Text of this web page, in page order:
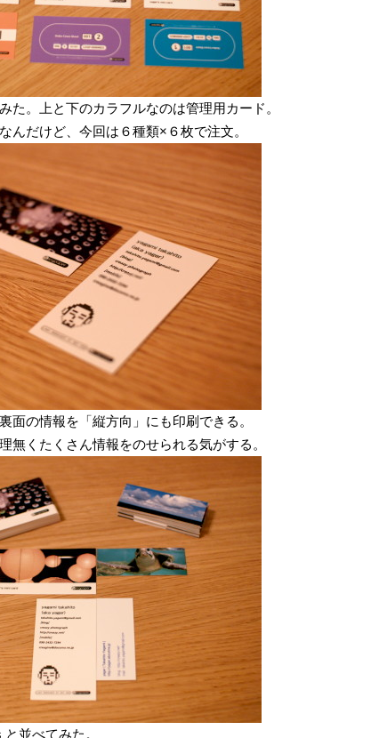
た。上と下のカラフルなのは管理用カード。
んだけど、今回は６種類×６枚で注文。
面の情報を「縦方向」にも印刷できる。
無くたくさん情報をのせられる気がする。
並べてみた。